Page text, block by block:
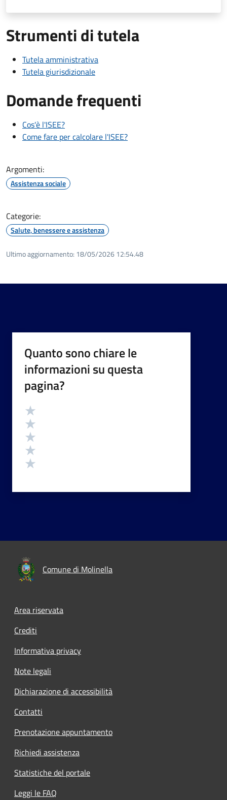
Strumenti di tutela
Tutela amministrativa
Tutela giurisdizionale
Domande frequenti
Cos'è l'ISEE?
Come fare per calcolare l'ISEE?
Argomenti:
Assistenza sociale
Categorie:
Salute, benessere e assistenza
Ultimo aggiornamento: 18/05/2026 12:54.48
Quanto sono chiare le
informazioni su questa
pagina?
Valutazione
Comune di Molinella
Area riservata
Crediti
Informativa privacy
Note legali
Dichiarazione di accessibilità
Contatti
Prenotazione appuntamento
Richiedi assistenza
Statistiche del portale
Leggi le FAQ